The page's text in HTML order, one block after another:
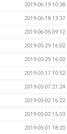
2019-06-19 10:38
2019-06-18 13:37
2019-06-05 09:12
2019-05-29 16:02
2019-05-29 16:02
2019-05-17 10:52
2019-05-07 21:24
2019-05-02 16:22
2019-05-02 15:03
2019-05-01 18:20